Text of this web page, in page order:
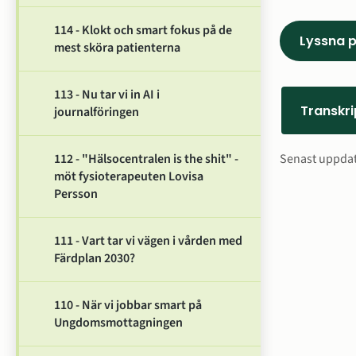
114 - Klokt och smart fokus på de
mest sköra patienterna
113 - Nu tar vi in AI i
journalföringen
112 - "Hälsocentralen is the shit" -
möt fysioterapeuten Lovisa
Persson
111 - Vart tar vi vägen i vården med
Färdplan 2030?
110 - När vi jobbar smart på
Ungdomsmottagningen
Lyssna
Senast